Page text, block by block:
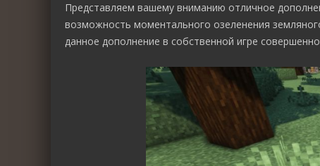
Представляем вашему вниманию отличное
возможность моментального озеленения
данное дополнение в собственной игре